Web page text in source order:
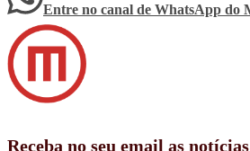
Entre no canal de WhatsApp do
Receba no seu email as